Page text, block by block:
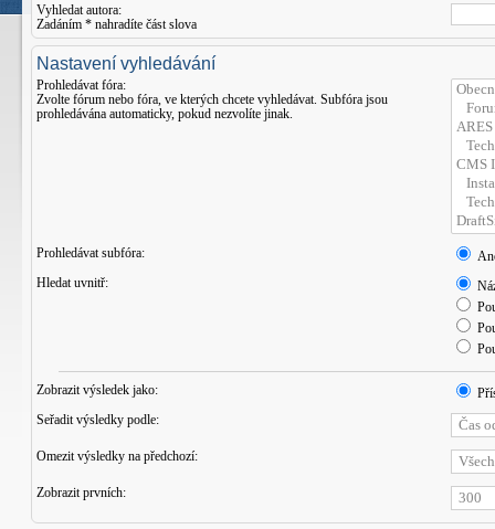
Vyhledat autora:
Zadáním * nahradíte část slova
Nastavení vyhledávání
Prohledávat fóra:
Zvolte fórum nebo fóra, ve kterých chcete vyhledávat. Subfóra jsou
prohledávána automaticky, pokud nezvolíte jinak.
Prohledávat subfóra:
Hledat uvnitř:
Zobrazit výsledek jako:
Seřadit výsledky podle:
Omezit výsledky na předchozí:
Zobrazit prvních: